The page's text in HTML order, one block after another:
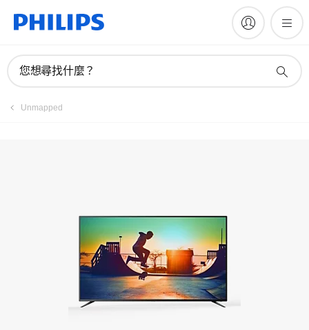
您想尋找什麼？
Unmapped
註冊產品